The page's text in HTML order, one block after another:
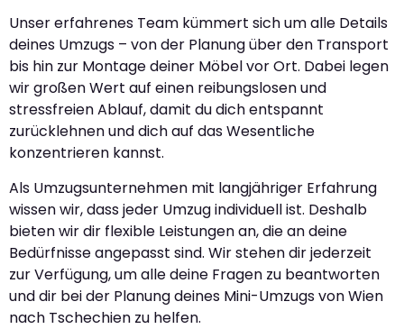
Unser erfahrenes Team kümmert sich um alle Details
deines Umzugs – von der Planung über den Transport
bis hin zur Montage deiner Möbel vor Ort. Dabei legen
wir großen Wert auf einen reibungslosen und
stressfreien Ablauf, damit du dich entspannt
zurücklehnen und dich auf das Wesentliche
konzentrieren kannst.
Als Umzugsunternehmen mit langjähriger Erfahrung
wissen wir, dass jeder Umzug individuell ist. Deshalb
bieten wir dir flexible Leistungen an, die an deine
Bedürfnisse angepasst sind. Wir stehen dir jederzeit
zur Verfügung, um alle deine Fragen zu beantworten
und dir bei der Planung deines Mini-Umzugs von Wien
nach Tschechien zu helfen.